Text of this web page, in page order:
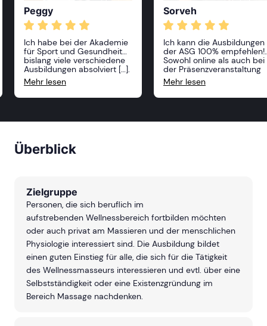
Peggy
Ich habe bei der Akademie
für Sport und Gesundheit
bislang viele verschiedene
Ausbildungen absolviert […].
Alle Kurse waren sehr
anspruchsvoll und
professionell, die Dozenten
kann die Akademie nur
Jahr weitere Kurse zu
Mehr lesen
Sorveh
Ich kann die Ausbildungen
der ASG 100% empfehlen!
Sowohl online als auch bei
der Präsenzveranstaltung
hat man viele
seine Kenntnisse zu
vertiefen oder etwas
unkompliziert erklärt. Ich
Mehr lesen
Überblick
Zielgruppe
Personen, die sich beruflich im
aufstrebenden Wellnessbereich fortbilden möchten
oder auch privat am Massieren und der menschlichen
Physiologie interessiert sind. Die Ausbildung bildet
einen guten Einstieg für alle, die sich für die Tätigkeit
des Wellnessmasseurs interessieren und evtl. über eine
Selbstständigkeit oder eine Existenzgründung im
Bereich Massage nachdenken.